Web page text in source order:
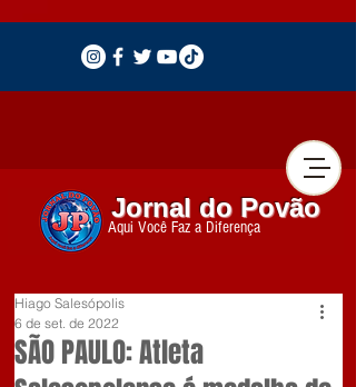
Jornal do Povão
Aqui Você Faz a Diferença
SÃO PAULO: Atleta
Hiago Salesópolis
6 de set. de 2022